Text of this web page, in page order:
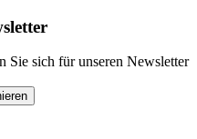
Sie sich für unseren Newsletter